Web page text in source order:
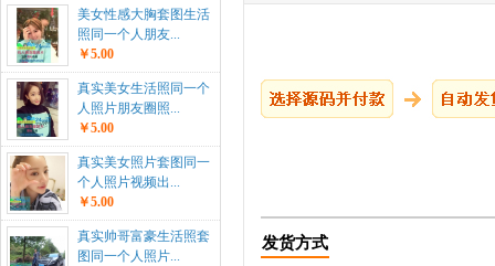
美女性感大胸套图生活
照同一个人朋友...
￥5.00
真实美女生活照同一个
人照片朋友圈照...
￥5.00
真实美女照片套图同一
个人照片视频出...
￥5.00
真实帅哥富豪生活照套
图同一个人照片...
发货方式